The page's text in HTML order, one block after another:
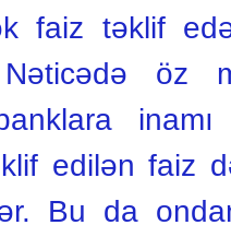
faiz təklif
öz
edilən faiz
Bu da